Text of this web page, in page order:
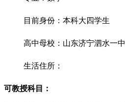
目前身份：本科大四学生
高中母校：山东济宁泗水一中
生活住所：
可教授科目：